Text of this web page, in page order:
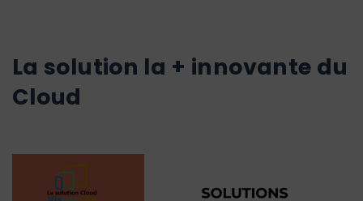
La solution la + innovante du
Cloud